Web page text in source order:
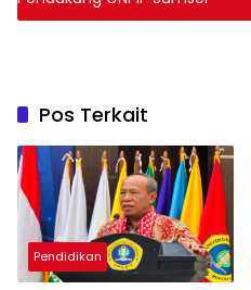
Pos Terkait
Pendidikan